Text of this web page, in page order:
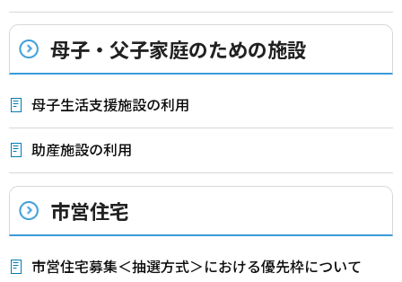
母子・父子家庭のための施設
母子生活支援施設の利用
助産施設の利用
市営住宅
市営住宅募集＜抽選方式＞における優先枠について